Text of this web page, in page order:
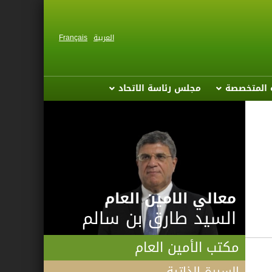
العربية Français
المتخصصة مجلس رئاسة الاتحاد
معالي الامين العام
السيد طارق بن سالم
مكتب الأمين العام